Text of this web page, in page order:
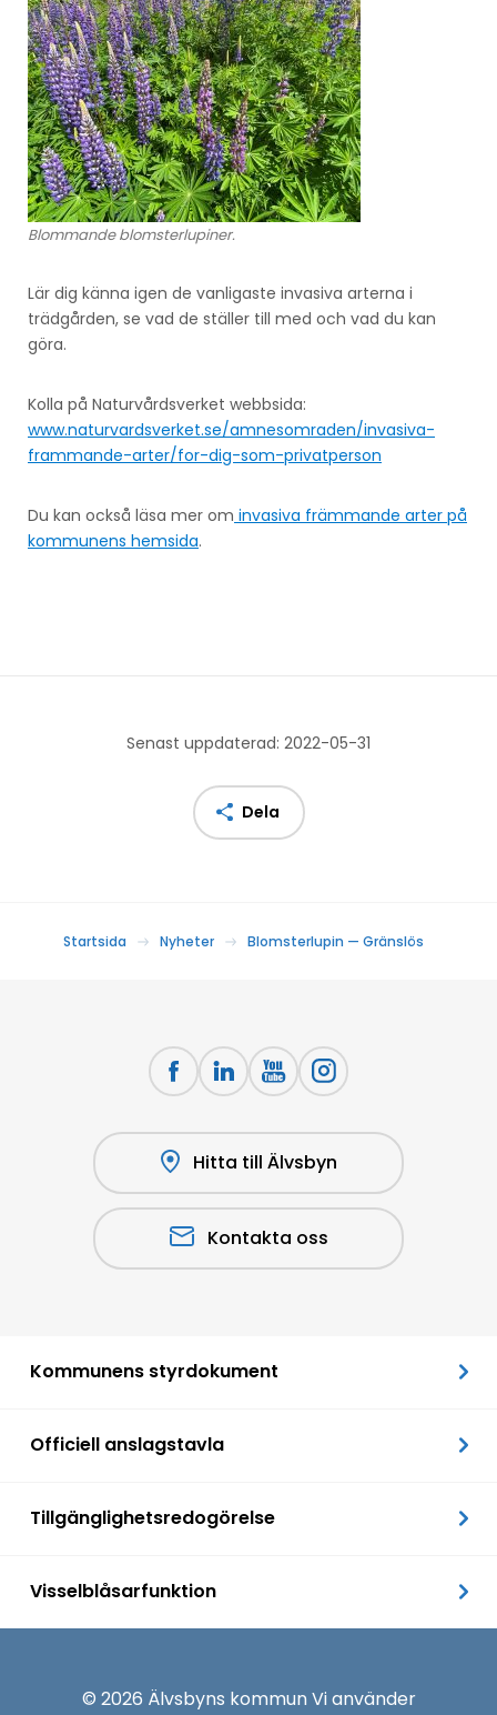
Blommande blomsterlupiner.
Lär dig känna igen de vanligaste invasiva arterna i
trädgården, se vad de ställer till med och vad du kan
göra.
Kolla på Naturvårdsverket webbsida:
www.naturvardsverket.se/amnesomraden/invasiva-
frammande-arter/for-dig-som-privatperson
Du kan också läsa mer om invasiva främmande arter på
kommunens hemsida.
Senast uppdaterad: 2022-05-31
Dela
Startsida Nyheter Blomsterlupin — Gränslös
Hitta till Älvsbyn
Kontakta oss
Kommunens styrdokument
Officiell anslagstavla
Tillgänglighetsredogörelse
Visselblåsarfunktion
© 2026 Älvsbyns kommun Vi använder